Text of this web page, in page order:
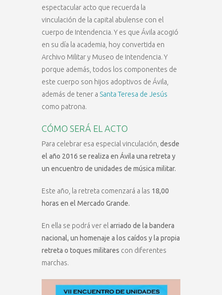
espectacular acto que recuerda la
vinculación de la capital abulense con el
cuerpo de Intendencia. Y es que Ávila acogió
en su día la academia, hoy convertida en
Archivo Militar y Museo de Intendencia. Y
porque además, todos los componentes de
este cuerpo son hijos adoptivos de Ávila,
además de tener a Santa Teresa de Jesús
como patrona.
CÓMO SERÁ EL ACTO
Para celebrar esa especial vinculación, desde
el año 2016 se realiza en Ávila una retreta y
un encuentro de unidades de música militar.
Este año, la retreta comenzará a las 18,00
horas en el Mercado Grande.
En ella se podrá ver el arriado de la bandera
nacional, un homenaje a los caídos y la propia
retreta o toques militares con diferentes
marchas.